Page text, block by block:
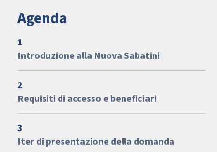
Agenda
1
Introduzione alla Nuova Sabatini
2
Requisiti di accesso e beneficiari
3
Iter di presentazione della domanda